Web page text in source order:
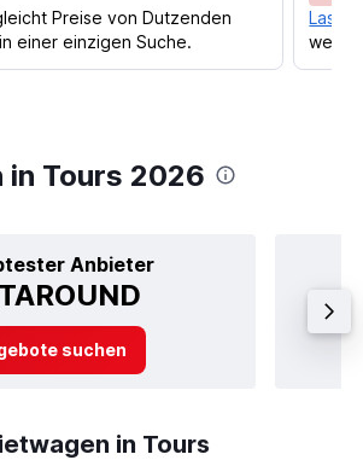
Preise von Dutzenden
einer einzigen Suche.
Lass
Tours 2026
Anbieter
suchen
in Tours